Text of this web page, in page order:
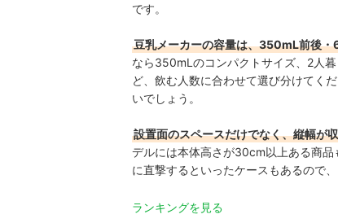
です。
豆乳メーカーの容量は、350mL前後
なら350mLのコンパクトサイズ、2人
ど、飲む人数に合わせて選び分けてく
いでしょう。
設置面のスペースだけでなく、縦幅が
デルには本体高さが30cm以上ある商
に直撃するといったケースもあるので
ランキングを見る